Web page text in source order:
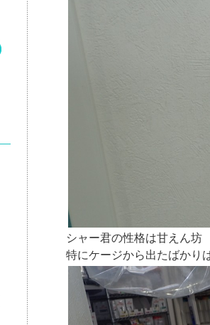
シャー君の性格は甘えん坊
特にケージから出たばかり